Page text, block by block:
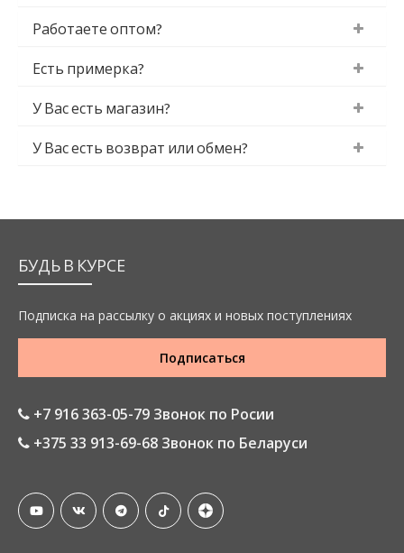
Работаете оптом?
Есть примерка?
У Вас есть магазин?
У Вас есть возврат или обмен?
БУДЬ В КУРСЕ
Подписка на рассылку о акциях и новых поступлениях
Подписаться
+7 916 363-05-79 Звонок по Росии
+375 33 913-69-68 Звонок по Беларуси